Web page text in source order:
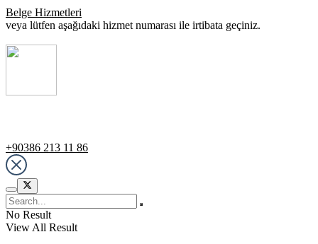
Belge Hizmetleri
veya lütfen aşağıdaki hizmet numarası ile irtibata geçiniz.
+90386 213 11 86
No Result
View All Result